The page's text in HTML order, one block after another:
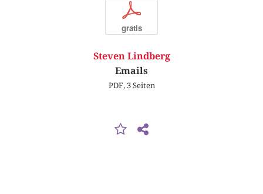
p
gratis
Steven Lindberg
Emails
PDF, 3 Seiten